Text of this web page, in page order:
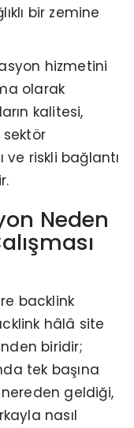
bir zemine
hizmetini
olarak
kalitesi,
sektör
ve riskli bağlantı
Neden
backlink
hâlâ site
biridir;
tek başına
geldiği,
nasıl